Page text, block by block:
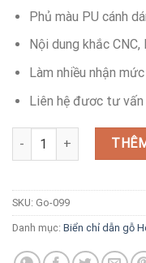
Phủ màu PU cánh
Nội dung khắc
Làm nhiều nhận
Liên hệ đươc tư vấn
Bàng hiệu gỗ homestay
SKU: Go-099
Danh mục: Biển chỉ dẫn gỗ